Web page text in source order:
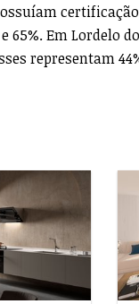
65%. Em Lordelo
representam